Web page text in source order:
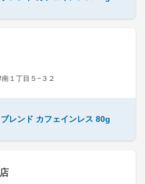
１丁目５−３２
レンド カフェインレス 80g